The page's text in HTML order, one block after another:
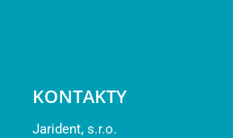
KONTAKTY
Jarident, s.r.o.